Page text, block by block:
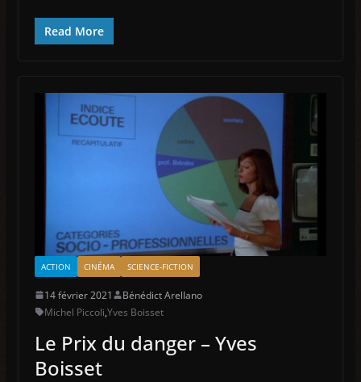
Read More
ACTION CINÉMA SCIENCE-FICTION
14 février 2021
Bénédict Arellano
Michel Piccoli,Yves Boisset
Le Prix du danger – Yves
Boisset